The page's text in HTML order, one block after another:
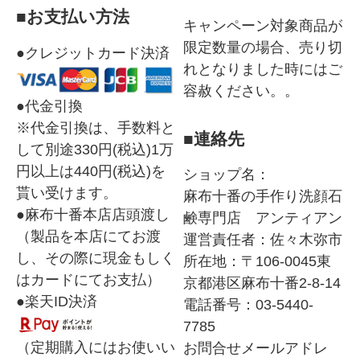
■お支払い方法
●クレジットカード決済
●代金引換
※代金引換は、手数料と
して別途330円(税込)1万
円以上は440円(税込)を
貰い受けます。
●麻布十番本店店頭渡し
（製品を本店にてお渡
し、その際に現金もしく
はカードにてお支払）
●楽天ID決済
（定期購入にはお使いい
キャンペーン対象商品が
限定数量の場合、売り切
れとなりました時にはご
容赦ください。。
■連絡先
ショップ名：
麻布十番の手作り洗顔石
鹸専門店 アンティアン
運営責任者：佐々木弥市
所在地：〒106-0045東
京都港区麻布十番2-8-14
電話番号：03-5440-
7785
お問合せメールアドレ